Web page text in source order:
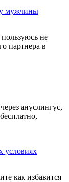
у мужчины
не
партнера в
ануслингус,
условиях
как избавится